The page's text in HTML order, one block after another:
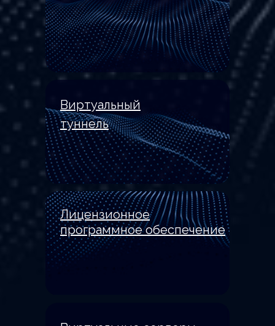
Виртуальный
туннель
Лицензионное
программное обеспечение